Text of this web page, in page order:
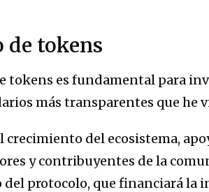
de tokens
tokens es fundamental para
más transparentes que he
crecimiento del ecosistema,
y contribuyentes de la
del protocolo, que financiará la